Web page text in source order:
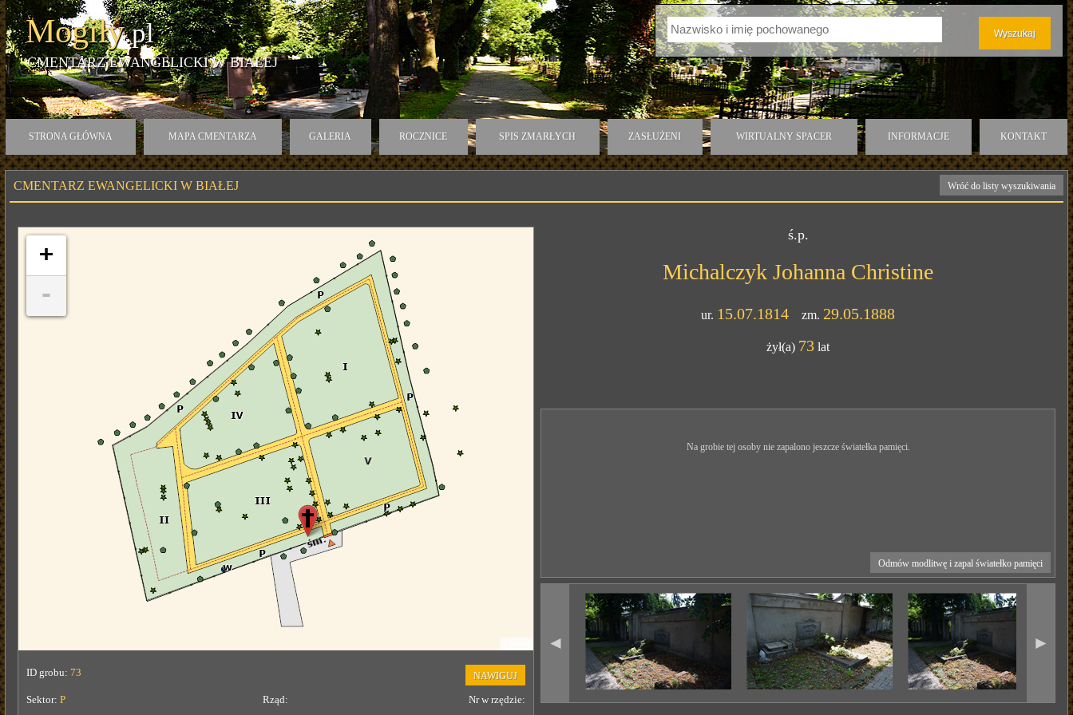
Mogiły.pl
CMENTARZ EWANGELICKI W BIAŁEJ
STRONA GŁÓWNA MAPA CMENTARZA GALERIA ROCZNICE SPIS ZMARŁYCH ZASŁUŻENI WIRTUALNY SPACER INFORMACJE KONTAKT
CMENTARZ EWANGELICKI W BIAŁEJ Wróć do listy wyszukiwania
+
-
ID grobu: 73 NAWIGUJ
Sektor: P Rząd: Nr w rzędzie:
ś.p.
Michalczyk Johanna Christine
ur. 15.07.1814 zm. 29.05.1888
żył(a) 73 lat
Na grobie tej osoby nie zapalono jeszcze światełka pamięci.
Odmów modlitwę i zapal światełko pamięci
◄ ►